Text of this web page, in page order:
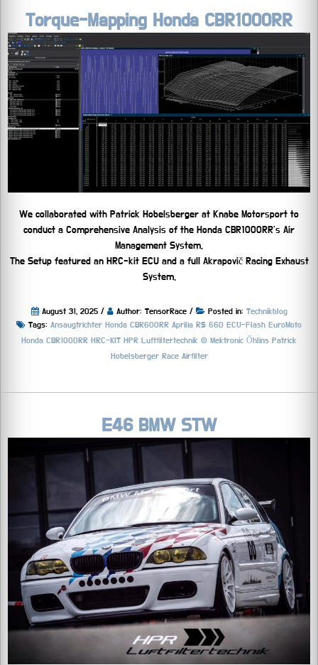
Torque-Mapping Honda CBR1000RR
We collaborated with Patrick Hobelsberger at Knabe Motorsport to
conduct a Comprehensive Analysis of the Honda CBR1000RR’s Air
Management System.
The Setup featured an HRC-kit ECU and a full Akrapovič Racing Exhaust
System.
August 31, 2025 / Author: TensorRace / Posted in: Technikblog
Tags: Ansaugtrichter Honda CBR600RR Aprilia RS 660 ECU-Flash EuroMoto
Honda CBR1000RR HRC-KIT HPR Luftfiltertechnik © Mektronic Öhlins Patrick
Hobelsberger Race Airfilter
E46 BMW STW